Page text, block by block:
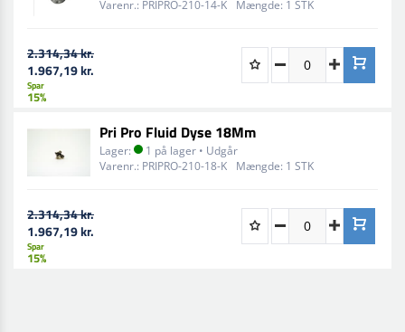
Varenr.: PRIPRO-210-14-K Mængde: 1 STK
2.314,34 kr.
1.967,19 kr.
Spar
15%
Pri Pro Fluid Dyse 18Mm
Lager:
1 på lager • Udgår
Varenr.: PRIPRO-210-18-K Mængde: 1 STK
2.314,34 kr.
1.967,19 kr.
Spar
15%